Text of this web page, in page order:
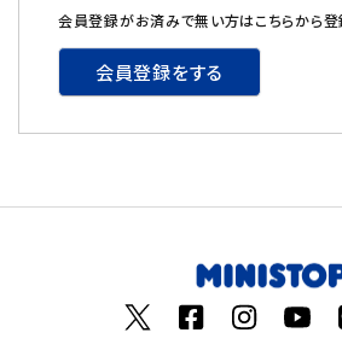
ギフト
会員登録がお済みで無い方はこちらから登
会員登録をする